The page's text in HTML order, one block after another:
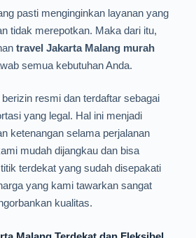
pasti menginginkan layanan yang
tidak merepotkan. Maka dari itu,
travel Jakarta Malang murah
semua kebutuhan Anda.
resmi dan terdaftar sebagai
yang legal. Hal ini menjadi
ketenangan selama perjalanan
mudah dijangkau dan bisa
terdekat yang sudah disepakati
yang kami tawarkan sangat
kualitas.